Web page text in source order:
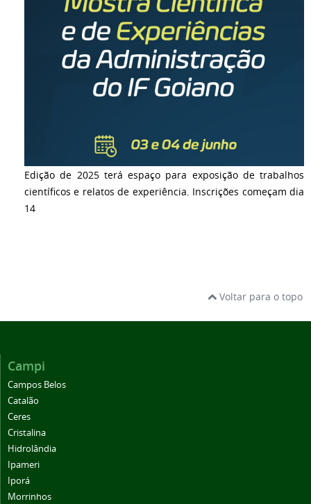
Edição de 2025 terá espaço para exposição de trabalhos
científicos e relatos de experiência. Inscrições começam dia
14
Voltar para o topo
Campi
Campos Belos
Catalão
Ceres
Cristalina
Hidrolândia
Ipameri
Iporá
Morrinhos